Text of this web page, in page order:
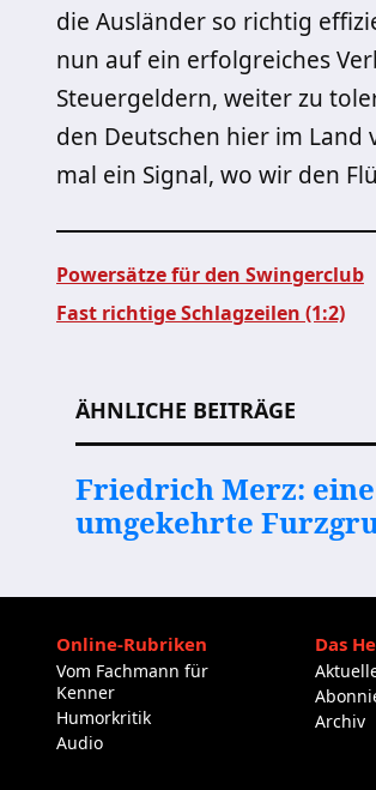
die Ausländer so richtig
nun auf ein erfolgreiches
Steuergeldern, weiter zu
den Deutschen hier im Land
mal ein Signal, wo wir den
Powersätze für den Swingerclub
Fast richtige Schlagzeilen (1:2)
ÄHNLICHE BEITRÄGE
Friedrich Merz: eine
umgekehrte
Online-Rubriken
Vom Fachmann für
Kenner
Humorkritik
Audio
Das
Archiv